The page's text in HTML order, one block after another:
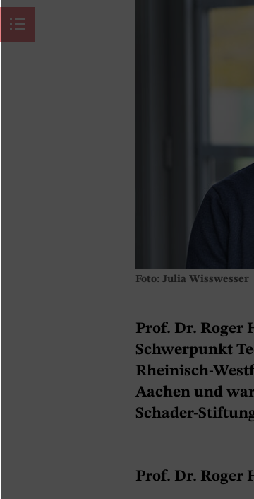
Foto: Julia Wisswesser
Prof. Dr. Roger
Schwerpunkt
Rheinisch-
Aachen und
Schader-
Prof. Dr. Roger